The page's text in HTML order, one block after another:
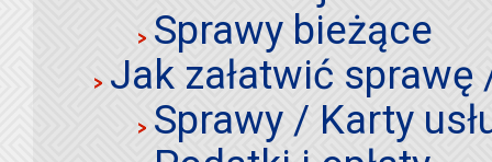
Sprawy bieżące
Jak załatwić sprawę
Sprawy / Karty